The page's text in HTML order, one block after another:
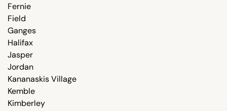
Fernie
Field
Ganges
Halifax
Jasper
Jordan
Kananaskis Village
Kemble
Kimberley